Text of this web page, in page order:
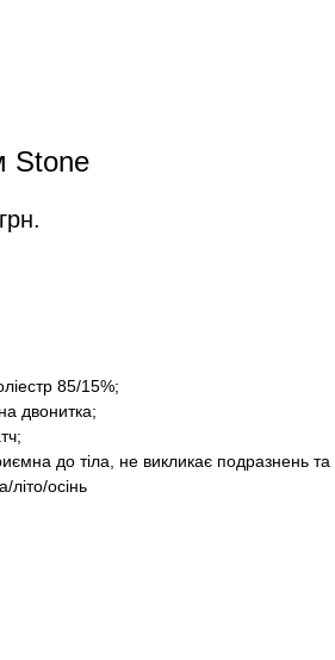
Stone
грн.
85/15%;
двонитка;
до тіла, не викликає подразнень
літо/осінь